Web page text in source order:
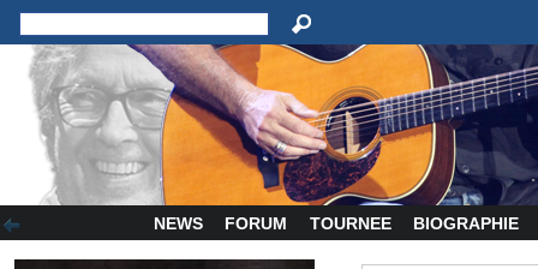
NEWS FORUM TOURNEE BIOGRAPHIE